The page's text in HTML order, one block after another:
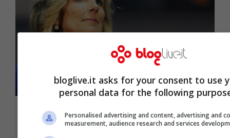
Le origini italiane di Jill Biden, la
nuova First Lady degli USA
bloglive.it asks for your consent to use
personal data for the following
Personalised advertising and content, advertising and
measurement, audience research and services